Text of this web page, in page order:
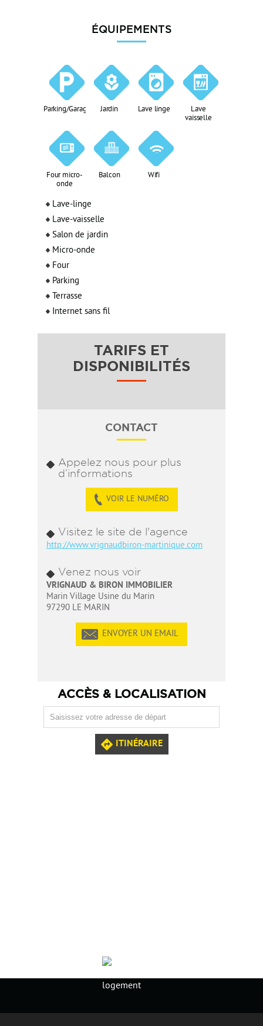
ÉQUIPEMENTS
Parking/Garage Jardin Lave linge
Lave
vaisselle
Four micro-
onde
Balcon Wifi
Lave-linge
Lave-vaisselle
Salon de jardin
Micro-onde
Four
Parking
Terrasse
Internet sans fil
TARIFS ET
DISPONIBILITÉS
CONTACT
Appelez nous pour plus
d’informations
VOIR LE NUMÉRO
Visitez le site de l'agence
http://www.vrignaudbiron-martinique.com
Venez nous voir
VRIGNAUD & BIRON IMMOBILIER
Marin Village Usine du Marin
97290 LE MARIN
ENVOYER UN EMAIL
ACCÈS & LOCALISATION